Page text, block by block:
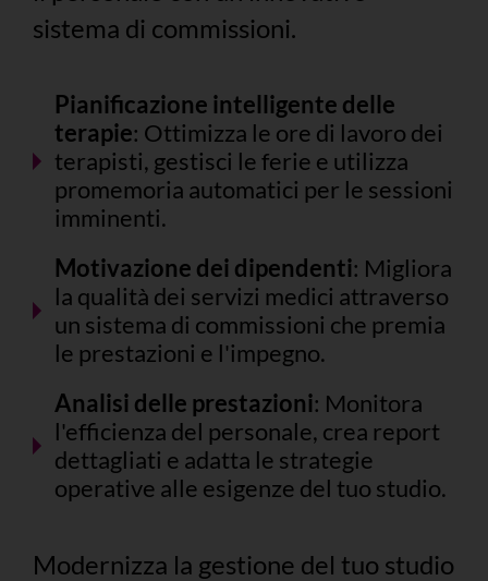
sistema di commissioni.
Pianificazione intelligente delle
terapie: Ottimizza le ore di lavoro dei
terapisti, gestisci le ferie e utilizza
promemoria automatici per le sessioni
imminenti.
Motivazione dei dipendenti: Migliora
la qualità dei servizi medici attraverso
un sistema di commissioni che premia
le prestazioni e l'impegno.
Analisi delle prestazioni: Monitora
l'efficienza del personale, crea report
dettagliati e adatta le strategie
operative alle esigenze del tuo studio.
Modernizza la gestione del tuo studio